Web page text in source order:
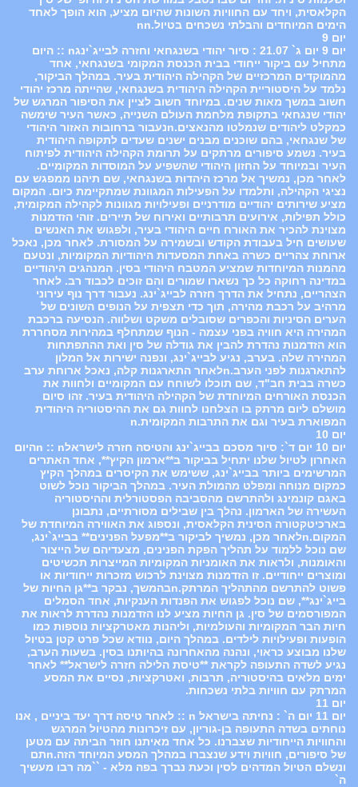
הקלאסית, ויחד עם החוויות השונות שהיום מציע, הוא הופך לאחד
הימים המיוחדים והבלתי נשכחים בטיול.nn
יום 9
יום 9 יום ג` 21.07 : סיור יהודי בשנגחאי וחזרה לבייג`ינגn :: היום
מתחיל עם ביקור ייחודי בבית הכנסת המקומי בשנגחאי, אחד
מהמוקדים המרכזיים של הקהילה היהודית בעיר. במהלך הביקור,
נלמד על היסטוריית הקהילה היהודית בשנגחאי, שהייתה מרכז יהודי
חשוב במשך מאות שנים. במיוחד חשוב לציין את הסיפור המרגש של
יהודי שנגחאי בתקופת מלחמת העולם השנייה, כאשר העיר שימשה
כמקלט ליהודים שנמלטו מהנאצים.nנעבור ברחובות האזור היהודי
של שנגחאי, בהם שוכנים מבנים ישנים שעדים לתקופה היהודית
בעיר. נשמע סיפורים מרתקים על תרומת הקהילה היהודית לפיתוח
העיר ובמיוחד על החזון היהודי שהשפיע על המוסדות המקומיים.
לאחר מכן, נמשיך אל מרכז היהדות בשנגחאי, שם תיהנו ממפגש עם
נציגי הקהילה, ותלמדו על הפעילות המגוונת שמתקיימת כיום. המקום
מציע שירותים יהודיים מודרניים ופעילויות מגוונות לקהילה המקומית,
כולל תפילות, אירועים תרבותיים ואירוח של תיירים. זוהי הזדמנות
מצוינת להכיר את האורח חיים היהודי בעיר, ולפגוש את האנשים
שעושים חיל בעבודת הקודש ובשמירה על המסורת. לאחר מכן, נאכל
ארוחת צהריים כשרה באחת המסעדות היהודיות המקומיות, ונטעם
מהמנות המיוחדות שמציע המטבח היהודי בסין. המנהגים היהודיים
במדינה רחוקה כל כך נשארו שמורים והם זוכים לכבוד רב. לאחר
הצהריים, נתחיל את הדרך חזרה לבייג`ינג. נעבור דרך נוף עירוני
מרהיב על רכבת מהירה, תוך כדי תצפית על הנופים השונים של
הערים הסיניות והכפרים שסובלים משקט ושלווה. הנסיעה ברכבת
המהירה היא חוויה בפני עצמה - הנוף שמתחלף במהירות מסחררת
הוא הזדמנות נהדרת להבין את גודלה של סין ואת ההתפתחות
המהירה שלה. בערב, נגיע לבייג`ינג, ונפנה ישירות אל המלון
להתארגנות לפני הערב.nלאחר התארגנות קלה, נאכל ארוחת ערב
כשרה בבית חב"ד, שם תוכלו לשוחח עם המקומיים ולחוות את
הכנסת האורחים המיוחדת של הקהילה היהודית בעיר. זהו סיום
מושלם ליום מרתק בו הצלחנו לחוות גם את ההיסטוריה היהודית
המפוארת בעיר וגם את התרבות המקומית.n
יום 10
יום 10 יום ד`: סיור מסכם בבייג`ינג והטיסה חזרה לישראלn :: nהיום
האחרון לטיול שלנו יתחיל בביקור ב**ארמון הקיץ**, אחד האתרים
המרשימים ביותר בבייג`ינג, ששימש את הקיסרים במהלך הקיץ
כמקום מנוחה ומפלט מהמולת העיר. במהלך הביקור נוכל לשוט
באגם קונמינג ולהתרשם מהסביבה הפסטורלית וההיסטוריה
העשירה של הארמון. נהלך בין שבילים מסורתיים, נתבונן
בארכיטקטורה הסינית הקלאסית, ונספוג את האווירה המיוחדת של
המקום.nלאחר מכן, נמשיך לביקור ב**מפעל הפנינים** בבייג`ינג,
שם נוכל ללמוד על תהליך הפקת הפנינים, מצעדיהם של הייצור
והאומנות, ולראות את האומניות המקומיות המייצרות תכשיטים
ומוצרים ייחודיים. זו הזדמנות מצוינת לרכוש מזכרות ייחודיות או
פשוט להתרשם מהתהליך המרתק.nבהמשך, נבקר ב**גן החיות של
בייג`ינג**, שם נוכל לפגוש את הפנדות הענקיות, אחד הסמלים
המפורסמים של סין. גן החיות מציע לנו הזדמנות נהדרת לראות את
חיות הבר המקומיות והעולמיות, וליהנות מאטרקציות נוספות כמו
הופעות ופעילויות לילדים. במהלך היום, נוודא שכל פרט קטן בטיול
שלנו מבוצע כראוי, ונהנה מהאחרונה בהיותנו בסין. בשעות הערב,
נגיע לשדה התעופה לקראת **טיסת הלילה חזרה לישראל** לאחר
ימים מלאים בהיסטוריה, תרבות, ואטרקציות, נסיים את המסע
המרתק עם חוויות בלתי נשכחות.
יום 11
יום 11 יום ה` : נחיתה בישראל n :: לאחר טיסה דרך יעד ביניים , אנו
נוחתים בשדה התעופה בן-גוריון, עם זיכרונות מהטיול המרגש
והחוויות הייחודיות שצברנו. כל אחד מאיתנו חוזר הביתה עם מטען
של סיפורים, חוויות וידע שנצברו במהלך המסע המיוחד הזה.nתם
ונשלם הטיול המדהים לסין וכעת נברך בפה מלא - ``מה רבו מעשיך
ה`